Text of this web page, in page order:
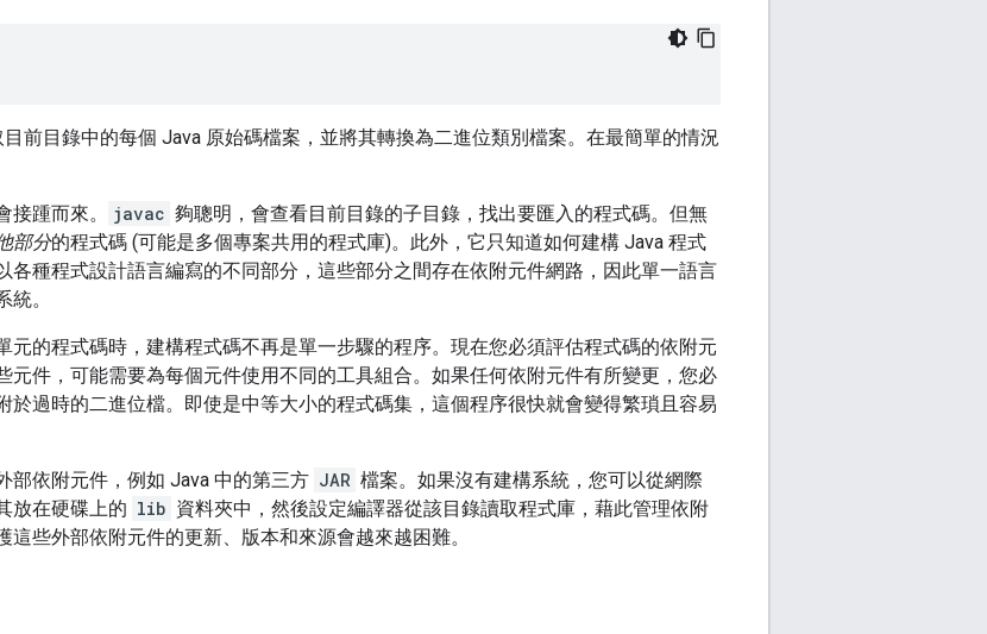
前目錄中的每個 Java 原始碼檔案，並將其轉換為二進位類別檔案。在最簡單的情況
踵而來。 javac 夠聰明，會查看目前目錄的子目錄，找出要匯入的程式碼。但無
部分的程式碼 (可能是多個專案共用的程式庫)。此外，它只知道如何建構 Java 程式
各種程式設計語言編寫的不同部分，這些部分之間存在依附元件網路，因此單一語言
。
元的程式碼時，建構程式碼不再是單一步驟的程序。現在您必須評估程式碼的依附元
元件，可能需要為每個元件使用不同的工具組合。如果任何依附元件有所變更，您必
於過時的二進位檔。即使是中等大小的程式碼集，這個程序很快就會變得繁瑣且容易
部依附元件，例如 Java 中的第三方 JAR 檔案。如果沒有建構系統，您可以從網際
放在硬碟上的 lib 資料夾中，然後設定編譯器從該目錄讀取程式庫，藉此管理依附
這些外部依附元件的更新、版本和來源會越來越困難。